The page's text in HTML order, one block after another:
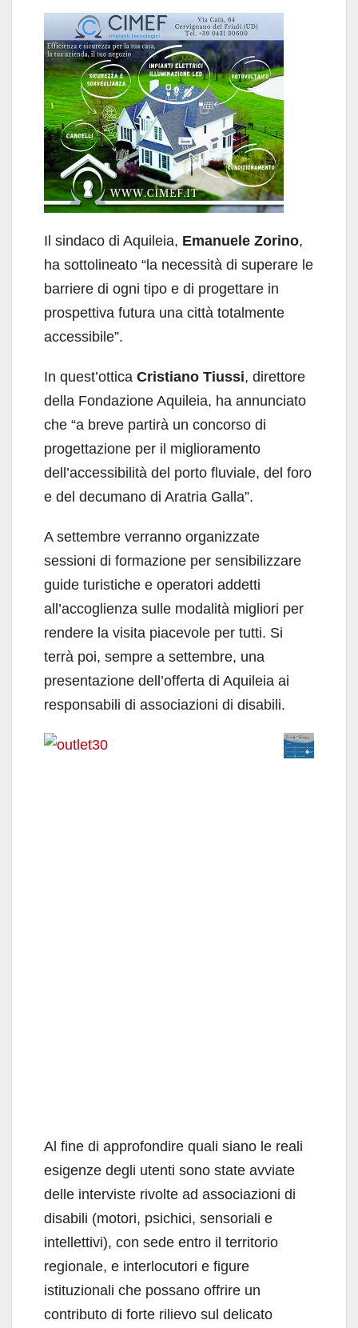
Il sindaco di Aquileia, Emanuele Zorino,
ha sottolineato “la necessità di superare le
barriere di ogni tipo e di progettare in
prospettiva futura una città totalmente
accessibile”.
In quest’ottica Cristiano Tiussi, direttore
della Fondazione Aquileia, ha annunciato
che “a breve partirà un concorso di
progettazione per il miglioramento
dell’accessibilità del porto fluviale, del foro
e del decumano di Aratria Galla”.
A settembre verranno organizzate
sessioni di formazione per sensibilizzare
guide turistiche e operatori addetti
all’accoglienza sulle modalità migliori per
rendere la visita piacevole per tutti. Si
terrà poi, sempre a settembre, una
presentazione dell’offerta di Aquileia ai
responsabili di associazioni di disabili.
Al fine di approfondire quali siano le reali
esigenze degli utenti sono state avviate
delle interviste rivolte ad associazioni di
disabili (motori, psichici, sensoriali e
intellettivi), con sede entro il territorio
regionale, e interlocutori e figure
istituzionali che possano offrire un
contributo di forte rilievo sul delicato